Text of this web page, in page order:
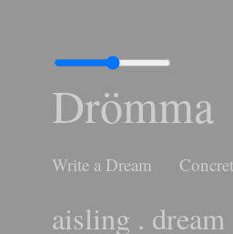
Drömma
Write a Dream
aisling .